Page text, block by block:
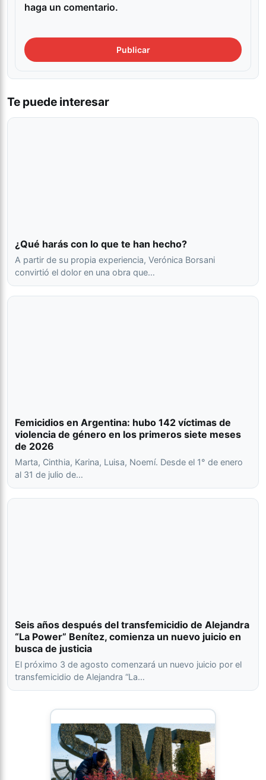
haga un comentario.
Te puede interesar
¿Qué harás con lo que te han hecho?
A partir de su propia experiencia, Verónica Borsani
convirtió el dolor en una obra que…
Femicidios en Argentina: hubo 142 víctimas de
violencia de género en los primeros siete meses
de 2026
Marta, Cinthia, Karina, Luisa, Noemí. Desde el 1° de enero
al 31 de julio de…
Seis años después del transfemicidio de Alejandra
“La Power” Benítez, comienza un nuevo juicio en
busca de justicia
El próximo 3 de agosto comenzará un nuevo juicio por el
transfemicidio de Alejandra “La…